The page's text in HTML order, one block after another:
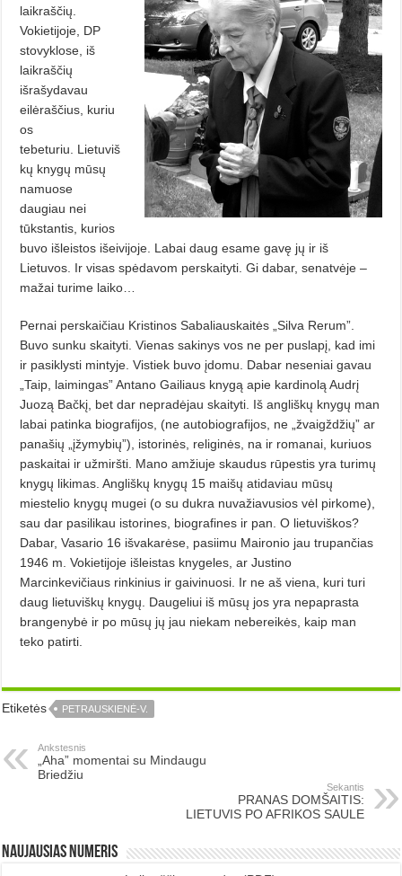
laikraščių.
Vokietijoje, DP
stovyklose, iš
laikraščių
išrašydavau
eilėraščius, kuriu
os
tebeturiu. Lietuviš
kų knygų mūsų
namuose
daugiau nei
tūkstantis, kurios
buvo išleistos išeivijoje. Labai daug esame gavę jų ir iš
Lietuvos. Ir visas spėdavom perskaityti. Gi dabar, senatvėje –
mažai turime laiko…
Pernai perskaičiau Kristinos Sabaliauskaitės „Silva Rerum”.
Buvo sunku skaityti. Vienas sakinys vos ne per puslapį, kad imi
ir pasiklysti mintyje. Vistiek buvo įdomu. Dabar neseniai gavau
„Taip, laimingas” Antano Gailiaus knygą apie kardinolą Audrį
Juozą Bačkį, bet dar nepradėjau skaityti. Iš angliškų knygų man
labai patinka biografijos, (ne autobiografijos, ne „žvaigždžių” ar
panašių „įžymybių”), istorinės, religinės, na ir romanai, kuriuos
paskaitai ir užmiršti. Mano amžiuje skaudus rūpestis yra turimų
knygų likimas. Angliškų knygų 15 maišų atidaviau mūsų
miestelio knygų mugei (o su dukra nuvažiavusios vėl pirkome),
sau dar pasilikau istorines, biografines ir pan. O lietuviškos?
Dabar, Vasario 16 išvakarėse, pasiimu Maironio jau trupančias
1946 m. Vokietijoje išleistas knygeles, ar Justino
Marcinkevičiaus rinkinius ir gaivinuosi. Ir ne aš viena, kuri turi
daug lietuviškų knygų. Daugeliui iš mūsų jos yra nepaprasta
brangenybė ir po mūsų jų jau niekam nebereikės, kaip man
teko patirti.
Etiketės PETRAUSKIENĖ-V.
Ankstesnis
„Aha” momentai su Mindaugu
Briedžiu
Sekantis
PRANAS DOMŠAITIS:
LIETUVIS PO AFRIKOS SAULE
Naujausias numeris